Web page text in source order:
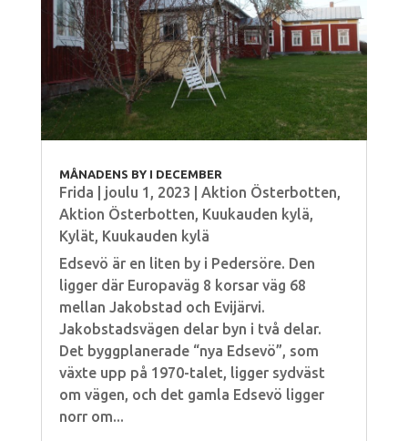
MÅNADENS BY I DECEMBER
Frida joulu 1, 2023 Aktion Österbotten,
Aktion Österbotten, Kuukauden kylä,
Kylät, Kuukauden kylä
Edsevö är en liten by i Pedersöre. Den
ligger där Europaväg 8 korsar väg 68
mellan Jakobstad och Evijärvi.
Jakobstadsvägen delar byn i två delar.
Det byggplanerade “nya Edsevö”, som
växte upp på 1970-talet, ligger sydväst
om vägen, och det gamla Edsevö ligger
norr om...